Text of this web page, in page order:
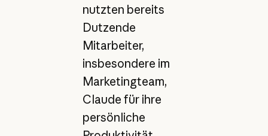
nutzten bereits
Dutzende
Mitarbeiter,
insbesondere im
Marketingteam,
Claude für ihre
persönliche